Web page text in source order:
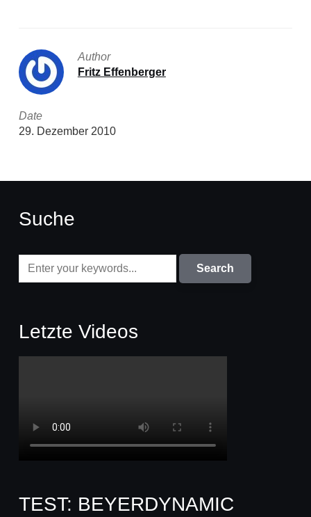
Author
Fritz Effenberger
Date
29. Dezember 2010
Suche
Letzte Videos
TEST: BEYERDYNAMIC